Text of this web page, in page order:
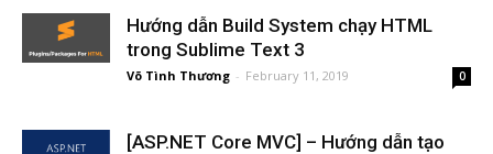
Hướng dẫn Build System chạy HTML
trong Sublime Text 3
Võ Tình Thương - February 11, 2019 0
[ASP.NET Core MVC] – Hướng dẫn tạo